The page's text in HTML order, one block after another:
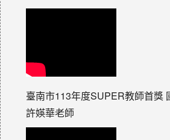
臺南市113年度SUPER教師首獎
許媖華老師